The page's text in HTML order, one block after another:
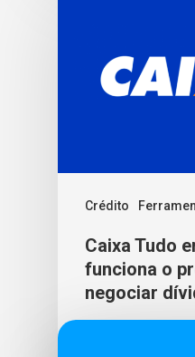
Crédito
Caixa Tudo
funciona o
negociar